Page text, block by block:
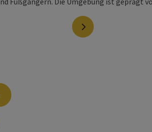
nächstes Element